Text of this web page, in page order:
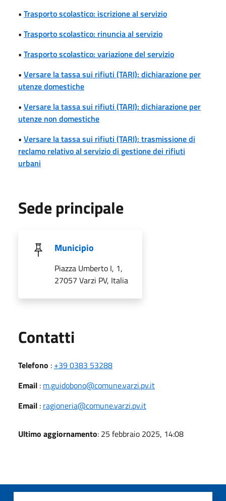
• Trasporto scolastico: iscrizione al servizio
• Trasporto scolastico: rinuncia al servizio
• Trasporto scolastico: variazione del servizio
• Versare la tassa sui rifiuti (TARI): dichiarazione per
utenze domestiche
• Versare la tassa sui rifiuti (TARI): dichiarazione per
utenze non domestiche
• Versare la tassa sui rifiuti (TARI): trasmissione di
reclamo relativo al servizio di gestione dei rifiuti
urbani
Sede principale
Municipio
Piazza Umberto I, 1,
27057 Varzi PV, Italia
Contatti
Telefono : +39 0383 53288
Email : m.guidobono@comune.varzi.pv.it
Email : ragioneria@comune.varzi.pv.it
Ultimo aggiornamento: 25 febbraio 2025, 14:08